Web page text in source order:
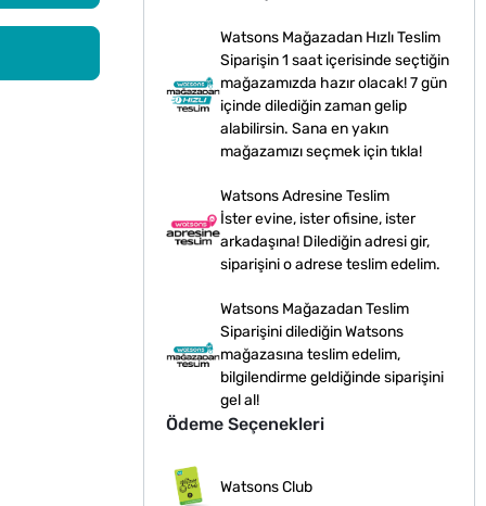
Watsons Mağazadan Hızlı Teslim
Siparişin 1 saat içerisinde seçtiğin
mağazamızda hazır olacak! 7 gün
içinde dilediğin zaman gelip
alabilirsin. Sana en yakın
mağazamızı seçmek için tıkla!
Watsons Adresine Teslim
İster evine, ister ofisine, ister
arkadaşına! Dilediğin adresi gir,
siparişini o adrese teslim edelim.
Watsons Mağazadan Teslim
Siparişini dilediğin Watsons
mağazasına teslim edelim,
bilgilendirme geldiğinde siparişini
gel al!
Ödeme Seçenekleri
Watsons Club